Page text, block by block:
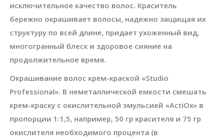
исключительное качество волос. Краситель
бережно окрашивает волосы, надежно защищая их
структуру по всей длине, придает ухоженный вид,
многогранный блеск и здоровое сияние на
продолжительное время.
Окрашивание волос крем-краской «Studio
Professional». В неметаллической емкости смешать
крем-краску с окислительной эмульсией «ActiOx» в
пропорции 1:1,5, например, 50 гр красителя и 75 гр
окислителя необходимого процента (в